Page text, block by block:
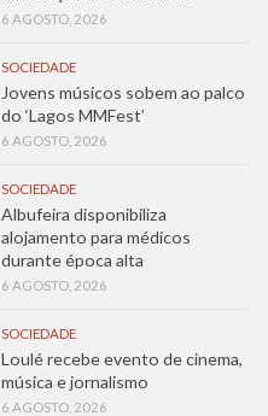
6 AGOSTO, 2026
SOCIEDADE
Jovens músicos sobem ao palco
do ‘Lagos MMFest’
6 AGOSTO, 2026
SOCIEDADE
Albufeira disponibiliza
alojamento para médicos
durante época alta
6 AGOSTO, 2026
SOCIEDADE
Loulé recebe evento de cinema,
música e jornalismo
6 AGOSTO, 2026